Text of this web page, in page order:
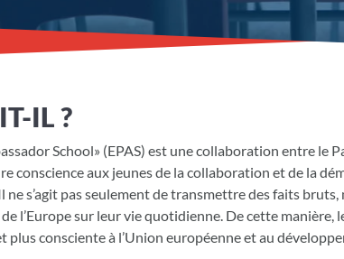
IL ?
School» (EPAS) est une collaboration entre le
conscience aux jeunes de la collaboration et de la
ne s’agit pas seulement de transmettre des faits
l’Europe sur leur vie quotidienne. De cette
consciente à l’Union européenne et au